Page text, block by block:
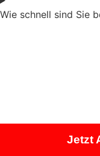
Wie schnell sind Sie
Jetzt